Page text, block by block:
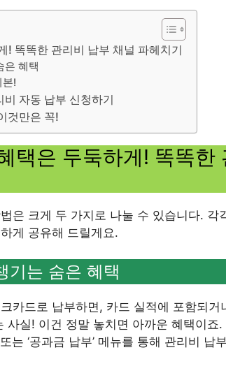
! 똑똑한 관리비 납부 채널 파헤치기
은 혜택
본!
자동 납부 신청하기
것만은 꼭!
택은 두둑하게! 똑똑한
은 크게 두 가지로 나눌 수 있습니다. 각
게 공유해 드릴게요.
기는 숨은 혜택
카드로 납부하면, 카드 실적에 포함되거
사실! 이건 정말 놓치면 아까운 혜택이죠
는 ‘공과금 납부’ 메뉴를 통해 관리비 납